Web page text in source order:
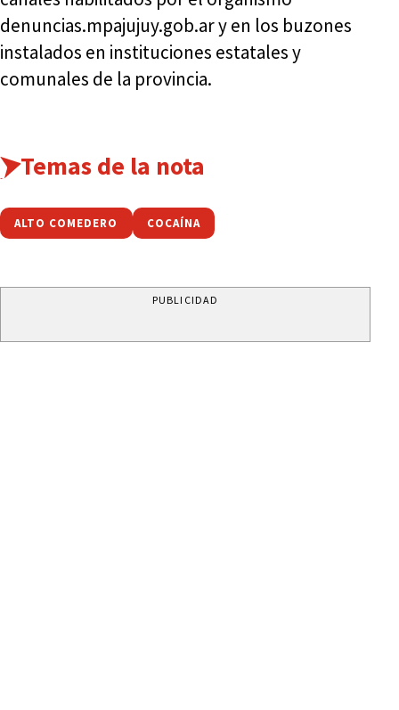
denuncias.mpajujuy.gob.ar y en los buzones
instalados en instituciones estatales y
comunales de la provincia.
Temas de la nota
ALTO COMEDERO COCAÍNA
PUBLICIDAD